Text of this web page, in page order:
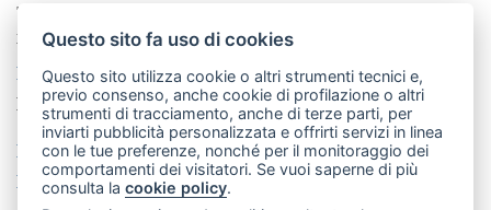
Telefono:
mail: redazione@merateonline.it
La redazione
CasateOnline LeccoOnline
RSS
Made by VIP
Privacy policy
Cookie policy
Rivedi le tue scelte sui cookie
Questo sito fa uso di cookies
Questo sito utilizza cookie o altri strumenti tecnici e,
previo consenso, anche cookie di profilazione o altri
strumenti di tracciamento, anche di terze parti, per
inviarti pubblicità personalizzata e offrirti servizi in linea
con le tue preferenze, nonché per il monitoraggio dei
comportamenti dei visitatori. Se vuoi saperne di più
consulta lacookie policy.